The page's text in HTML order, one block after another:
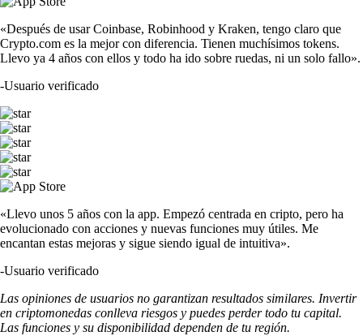
«Después de usar Coinbase, Robinhood y Kraken, tengo claro que
Crypto.com es la mejor con diferencia. Tienen muchísimos tokens.
Llevo ya 4 años con ellos y todo ha ido sobre ruedas, ni un solo fallo».
-Usuario verificado
«Llevo unos 5 años con la app. Empezó centrada en cripto, pero ha
evolucionado con acciones y nuevas funciones muy útiles. Me
encantan estas mejoras y sigue siendo igual de intuitiva».
-Usuario verificado
Las opiniones de usuarios no garantizan resultados similares. Invertir
en criptomonedas conlleva riesgos y puedes perder todo tu capital.
Las funciones y su disponibilidad dependen de tu región.